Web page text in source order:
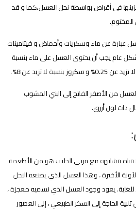
فى أقراص بواسطة نحل العسل،كما و قد
عبارة عن ماء وسكريات وأحماض و فيتامينات
عام يجب أن يحتوى العسل على ماء بنسبة
من الأصفر الفاتح إلى البني المشوب
ذات لون أزرق.
بتشابهه مع مربى الحليب هو من الأطعمة
الأخيرة ، وهذا العسل الذي يصنعه النحل
للغاية. يعود وجود العسل الذي نسميه معجزة ،
الحاجة إلى السكر الطبيعي ، إلى العصور